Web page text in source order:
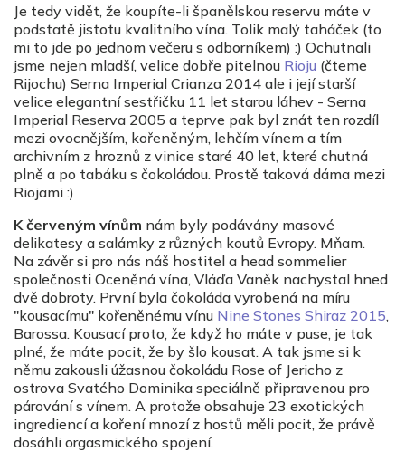
Je tedy vidět, že koupíte-li španělskou reservu máte v
podstatě jistotu kvalitního vína. Tolik malý taháček (to
mi to jde po jednom večeru s odborníkem) :) Ochutnali
jsme nejen mladší, velice dobře pitelnou Rioju (čteme
Rijochu) Serna Imperial Crianza 2014 ale i její starší
velice elegantní sestřičku 11 let starou láhev - Serna
Imperial Reserva 2005 a teprve pak byl znát ten rozdíl
mezi ovocnějším, kořeněným, lehčím vínem a tím
archivním z hroznů z vinice staré 40 let, které chutná
plně a po tabáku s čokoládou. Prostě taková dáma mezi
Riojami :)
K červeným vínům nám byly podávány masové
delikatesy a salámky z různých koutů Evropy. Mňam.
Na závěr si pro nás náš hostitel a head sommelier
společnosti Oceněná vína, Vláďa Vaněk nachystal hned
dvě dobroty. První byla čokoláda vyrobená na míru
"kousacímu" kořeněnému vínu Nine Stones Shiraz 2015,
Barossa. Kousací proto, že když ho máte v puse, je tak
plné, že máte pocit, že by šlo kousat. A tak jsme si k
němu zakousli úžasnou čokoládu Rose of Jericho z
ostrova Svatého Dominika speciálně připravenou pro
párování s vínem. A protože obsahuje 23 exotických
ingrediencí a koření mnozí z hostů měli pocit, že právě
dosáhli orgasmického spojení.